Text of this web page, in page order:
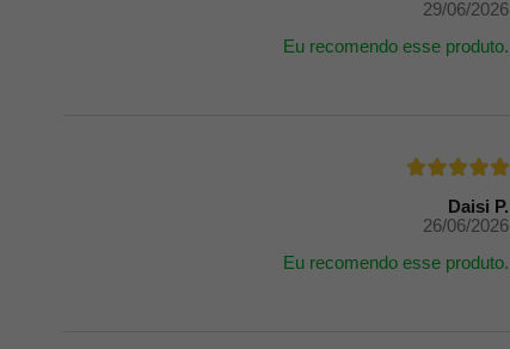
29/06/2026
Eu recomendo esse produto.
Daisi P.
26/06/2026
Eu recomendo esse produto.